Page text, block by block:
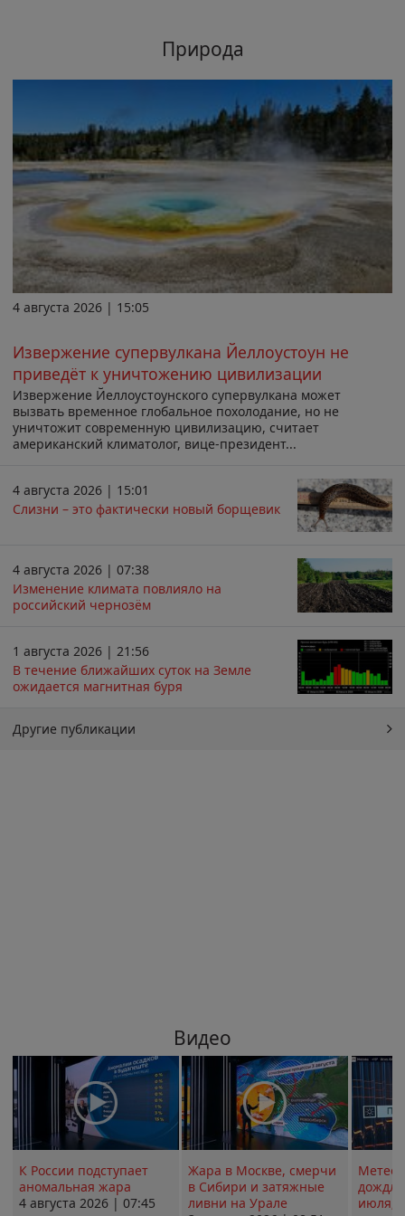
Природа
4 августа 2026 | 15:05
Извержение супервулкана Йеллоустоун не
приведёт к уничтожению цивилизации
Извержение Йеллоустоунского супервулкана может
вызвать временное глобальное похолодание, но не
уничтожит современную цивилизацию, считает
американский климатолог, вице-президент...
4 августа 2026 | 15:01
Слизни – это фактически новый борщевик
4 августа 2026 | 07:38
Изменение климата повлияло на
российский чернозём
1 августа 2026 | 21:56
В течение ближайших суток на Земле
ожидается магнитная буря
Другие публикации
Видео
К России подступает
аномальная жара
4 августа 2026 | 07:45
Жара в Москве, смерчи
в Сибири и затяжные
ливни на Урале
июля;